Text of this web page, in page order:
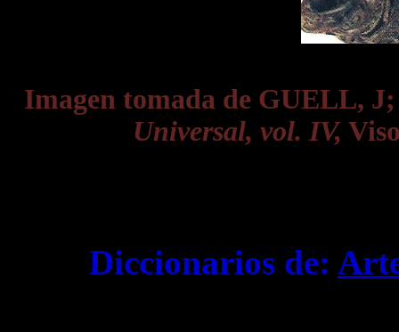
Imagen tomada de GUELL,
Universal, vol. IV,
Diccionarios de: